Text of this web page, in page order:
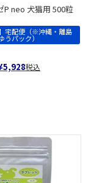
P neo 犬猫用 500粒
宅配便（※沖縄・離島
うパック）
5,928税込